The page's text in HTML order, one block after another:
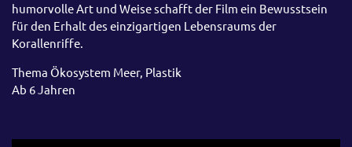
humorvolle Art und Weise schafft der Film ein Bewusstsein
für den Erhalt des einzigartigen Lebensraums der
Korallenriffe.
Thema Ökosystem Meer, Plastik
Ab 6 Jahren